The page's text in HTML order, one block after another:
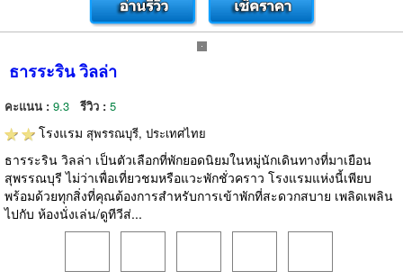
ธารระริน วิลล่า
คะแนน : 9.3 รีวิว : 5
โรงแรม สุพรรณบุรี, ประเทศไทย
ธารระริน วิลล่า เป็นตัวเลือกที่พักยอดนิยมในหมู่นักเดินทางที่มาเยือน
สุพรรณบุรี ไม่ว่าเพื่อเที่ยวชมหรือแวะพักชั่วคราว โรงแรมแห่งนี้เพียบ
พร้อมด้วยทุกสิ่งที่คุณต้องการสำหรับการเข้าพักที่สะดวกสบาย เพลิดเพลิน
ไปกับ ห้องนั่งเล่น/ดูทีวีส่...